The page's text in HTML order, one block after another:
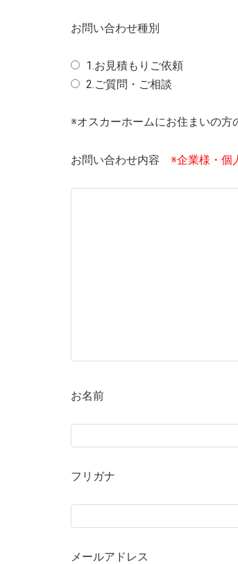
お問い合わせ種別
1.お見積もりご依頼
2.ご質問・ご相談
※オスカーホームにお住まいの方
お問い合わせ内容 ※企業様・個
お名前
フリガナ
メールアドレス